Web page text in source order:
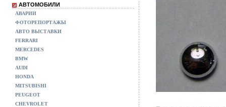
АВТОМОБИЛИ
АВАРИИ
ФОТОРЕПОРТАЖЫ
АВТО ВЫСТАВКИ
FERRARI
MERCEDES
BMW
AUDI
HONDA
MITSUBISHI
PEUGEOT
CHEVROLET